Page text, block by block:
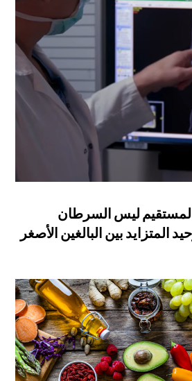
ليس السرطان
المتزايد بين البالغين الأصغر